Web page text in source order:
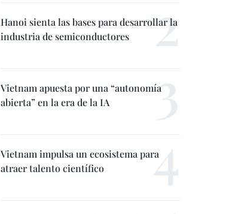
Hanoi sienta las bases para desarrollar la
industria de semiconductores
Vietnam apuesta por una “autonomía
abierta” en la era de la IA
Vietnam impulsa un ecosistema para
atraer talento científico